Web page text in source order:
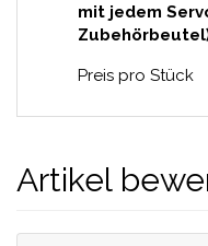
mit jedem
Preis pro Stück
Artikel